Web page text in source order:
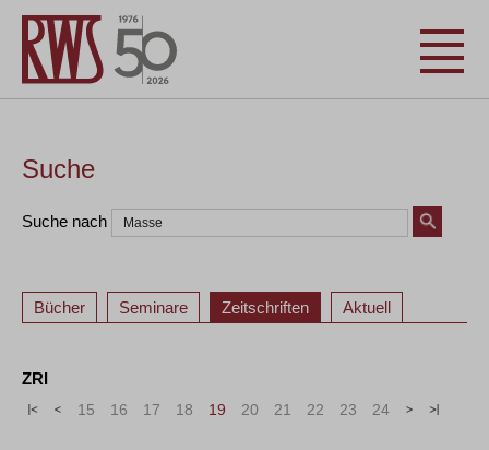
Suche
Suche nach
Bücher Seminare Zeitschriften Aktuell
ZRI
« < 15 16 17 18 19 20 21 22 23 24 > »